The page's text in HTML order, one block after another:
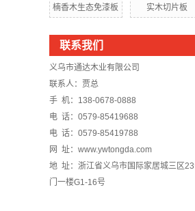
楠香木生态免漆板 实木切片板
联系我们
义乌市通达木业有限公司
联系人：贾总
手 机：138-0678-0888
电 话：0579-85419688
电 话：0579-85419788
网 址：www.ywtongda.com
地 址：浙江省义乌市国际家居城三区23
门一楼G1-16号